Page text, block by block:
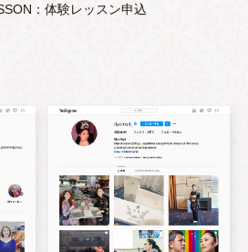
：体験レッスン申込